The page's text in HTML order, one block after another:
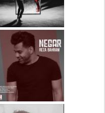
دانلود آلبوم جدید سیروان
خسروی بنام مونولوگ